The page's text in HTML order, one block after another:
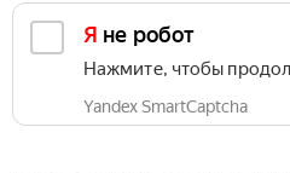
Я не робот
Нажмите, чтобы
Yandex SmartCaptcha